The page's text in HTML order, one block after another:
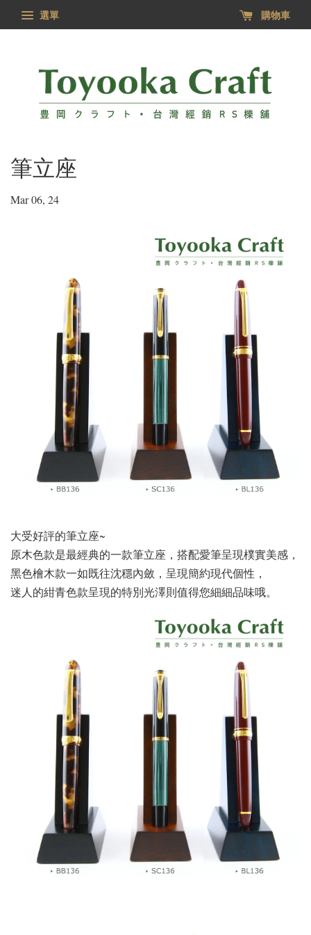
選單 購物車
筆立座
Mar 06, 24
大受好評的筆立座~
原木色款是最經典的一款筆立座，搭配愛筆呈現樸實美感，
黑色檜木款一如既往沈穩內斂，呈現簡約現代個性，
迷人的紺青色款呈現的特別光澤則值得您細細品味哦。